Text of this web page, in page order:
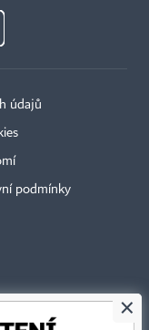
údajů
podmínky
×